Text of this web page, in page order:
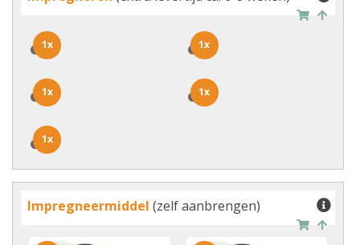
1x
1x 1x
1x
1x
1x 1x
1x
1x
1x
Impregneermiddel (zelf aanbrengen)